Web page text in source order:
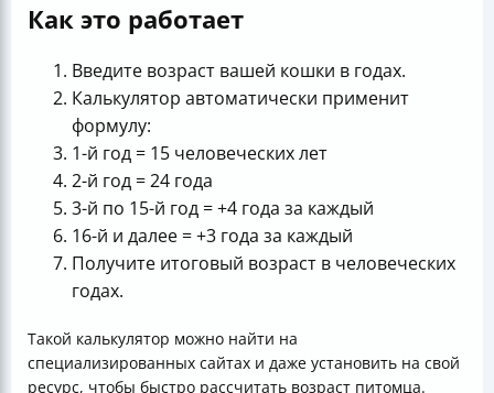
Как это работает
Введите возраст вашей кошки в годах.
Калькулятор автоматически применит
формулу:
1-й год = 15 человеческих лет
2-й год = 24 года
3-й по 15-й год = +4 года за каждый
16-й и далее = +3 года за каждый
Получите итоговый возраст в человеческих
годах.
Такой калькулятор можно найти на
специализированных сайтах и даже установить на свой
ресурс, чтобы быстро рассчитать возраст питомца.